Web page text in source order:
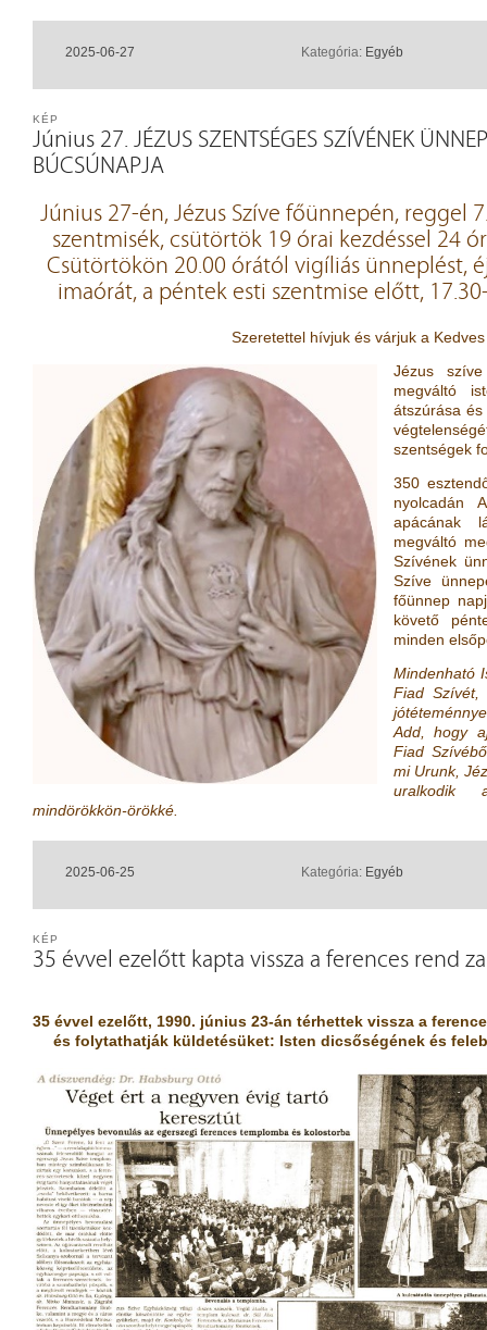
2025-06-27 Kategória: Egyéb
Június 27. JÉZUS SZENTSÉGES SZÍVÉNEK
BÚCSÚNAPJA
KÉP
Június 27-én, Jézus Szíve főünnepén, reggel
szentmisék, csütörtök 19 órai kezdéssel 24
Csütörtökön 20.00 órától vigíliás ünneplést,
imaórát, a péntek esti szentmise előtt,
Szeretettel hívjuk és várjuk a
Jézus
megváltó
átszúrása és
szentségek
350
nyolcadán
apácának
megváltó
Szívének
Szíve
főünnep
követő
minden
Mindenható
Fiad Szívét,
Add, hogy
Fiad
mi Urunk,
uralkodik
mindörökkön-örökké.
2025-06-25 Kategória: Egyéb
35 évvel ezelőtt kapta vissza a ferences rend
KÉP
35 évvel ezelőtt, 1990. június 23-án térhettek vissza a
és folytathatják küldetésüket: Isten dicsőségének és